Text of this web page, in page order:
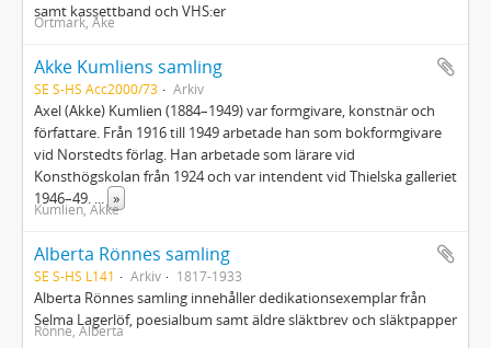
samt kassettband och VHS:er
Ortmark, Åke
Akke Kumliens samling
SE S-HS Acc2000/73 Arkiv
Axel (Akke) Kumlien (1884–1949) var formgivare, konstnär och
författare. Från 1916 till 1949 arbetade han som bokformgivare
vid Norstedts förlag. Han arbetade som lärare vid
Konsthögskolan från 1924 och var intendent vid Thielska galleriet
1946–49. ... »
Kumlien, Akke
Alberta Rönnes samling
SE S-HS L141 Arkiv 1817-1933
Alberta Rönnes samling innehåller dedikationsexemplar från
Selma Lagerlöf, poesialbum samt äldre släktbrev och släktpapper
Rönne, Alberta